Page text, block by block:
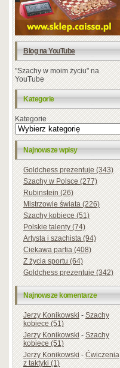
Blog na YouTube
"Szachy w moim życiu" na
YouTube
Kategorie
Kategorie
Najnowsze wpisy
Goldchess prezentuje (343)
Szachy w Polsce (277)
Rubinstein (26)
Mistrzowie świata (226)
Szachy kobiece (51)
Polskie talenty (74)
Artysta i szachista (94)
Ciekawa partia (408)
Z życia sportu (64)
Goldchess prezentuje (342)
Najnowsze komentarze
Jerzy Konikowski-Szachy
kobiece (51)
Jerzy Konikowski-Szachy
kobiece (51)
Jerzy Konikowski-Ćwiczenia
z taktyki (1)